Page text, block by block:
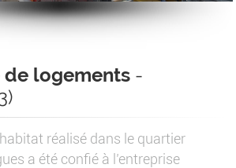
de logements -
réalisé dans le quartier
a été confié à l’entreprise